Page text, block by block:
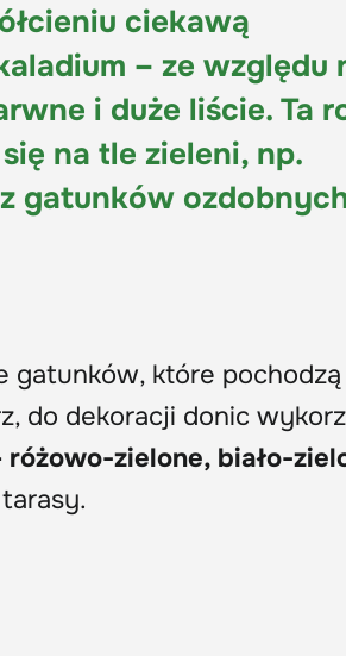
ciekawą
– ze względu
i duże liście. Ta
na tle zieleni, np.
gatunków
gatunków, które pochodzą
do dekoracji donic
zielone, biało-